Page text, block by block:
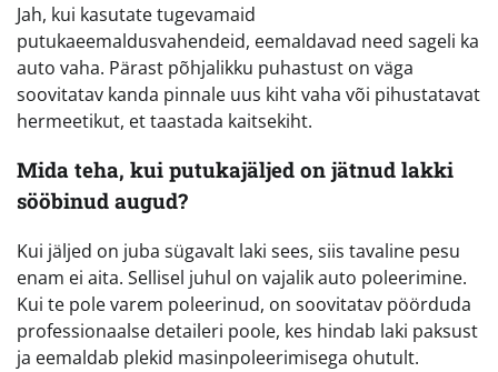
Jah, kui kasutate tugevamaid
putukaeemaldusvahendeid, eemaldavad need sageli ka
auto vaha. Pärast põhjalikku puhastust on väga
soovitatav kanda pinnale uus kiht vaha või pihustatavat
hermeetikut, et taastada kaitsekiht.
Mida teha, kui putukajäljed on jätnud lakki
sööbinud augud?
Kui jäljed on juba sügavalt laki sees, siis tavaline pesu
enam ei aita. Sellisel juhul on vajalik auto poleerimine.
Kui te pole varem poleerinud, on soovitatav pöörduda
professionaalse detaileri poole, kes hindab laki paksust
ja eemaldab plekid masinpoleerimisega ohutult.